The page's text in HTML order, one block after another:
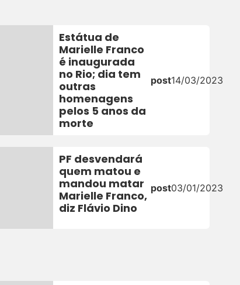
Estátua de
Marielle Franco
é inaugurada
no Rio; dia tem
outras
homenagens
pelos 5 anos da
morte
post14/03/2023
PF desvendará
quem matou e
mandou matar
Marielle Franco,
diz Flávio Dino
post03/01/2023